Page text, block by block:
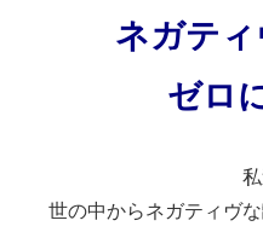
ネガテ
ゼロ
世の中からネガティヴ